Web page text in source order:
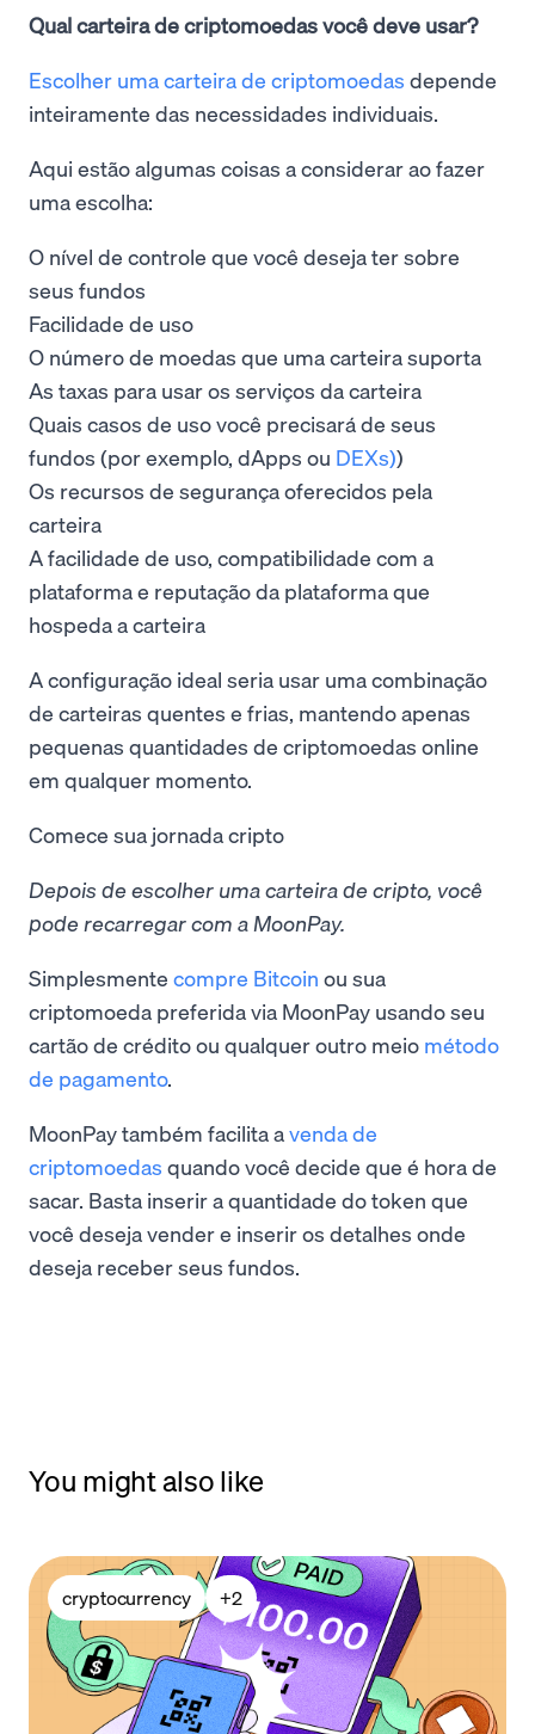
Qual carteira de criptomoedas você deve usar?
Escolher uma carteira de criptomoedas depende
inteiramente das necessidades individuais.
Aqui estão algumas coisas a considerar ao fazer
uma escolha:
O nível de controle que você deseja ter sobre
seus fundos
Facilidade de uso
O número de moedas que uma carteira suporta
As taxas para usar os serviços da carteira
Quais casos de uso você precisará de seus
fundos (por exemplo, dApps ou DEXs))
Os recursos de segurança oferecidos pela
carteira
A facilidade de uso, compatibilidade com a
plataforma e reputação da plataforma que
hospeda a carteira
A configuração ideal seria usar uma combinação
de carteiras quentes e frias, mantendo apenas
pequenas quantidades de criptomoedas online
em qualquer momento.
Comece sua jornada cripto
Depois de escolher uma carteira de cripto, você
pode recarregar com a MoonPay.
Simplesmente compre Bitcoin ou sua
criptomoeda preferida via MoonPay usando seu
cartão de crédito ou qualquer outro meio método
de pagamento.
MoonPay também facilita avenda de
criptomoedas quando você decide que é hora de
sacar. Basta inserir a quantidade do token que
você deseja vender e inserir os detalhes onde
deseja receber seus fundos.
You might also like
cryptocurrency +2